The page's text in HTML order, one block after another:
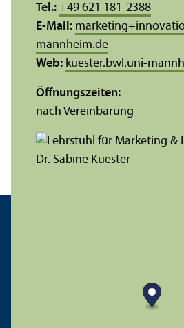
Tel.: +49 621 181-2388
E-Mail:
mannheim.de
Web: kuester.bwl.uni-
Öffnungs­zeiten:
nach Vereinbarung